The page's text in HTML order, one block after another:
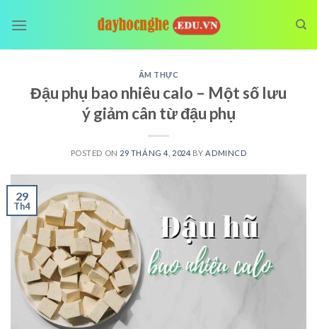
ẨM THỰC
Đậu phụ bao nhiêu calo – Một số lưu
ý giảm cân từ đậu phụ
POSTED ON 29 THÁNG 4, 2024 BY ADMINCD
29
Th4